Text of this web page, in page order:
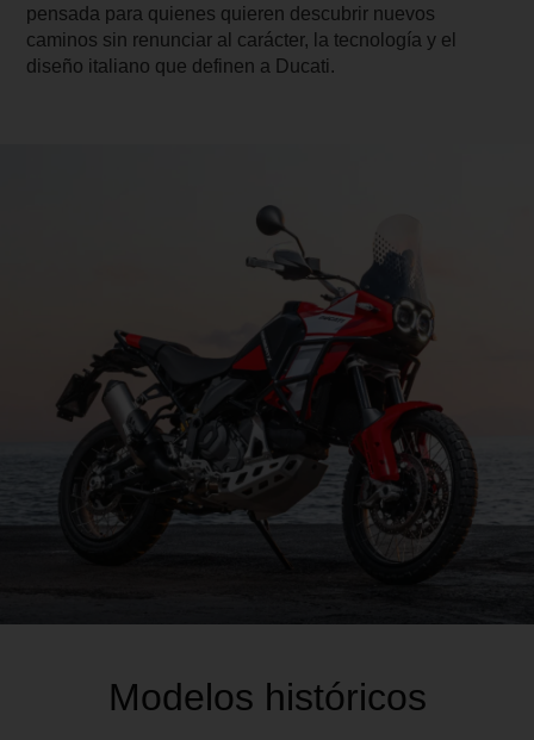
pensada para quienes quieren descubrir nuevos
caminos sin renunciar al carácter, la tecnología y el
diseño italiano que definen a Ducati.
Modelos históricos